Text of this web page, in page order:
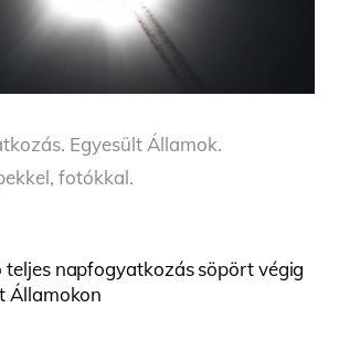
Egyesült Államok.
fotókkal.
teljes napfogyatkozás söpört végig
Államokon